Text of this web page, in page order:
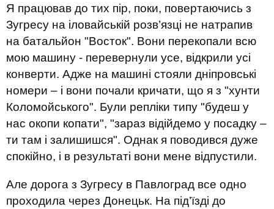
Я працював до тих пір, поки, повертаючись з
Зугресу на іловайській розв’язці не натрапив
на батальйон "Восток". Вони перекопали всю
мою машину - перевернули усе, відкрили усі
конверти. Адже на машині стояли дніпровські
номери – і вони почали кричати, що я з "хунти
Коломойського". Були репліки типу "будеш у
нас окопи копати", "зараз відійдемо у посадку –
ти там і залишишся". Однак я поводився дуже
спокійно, і в результаті вони мене відпустили.
Але дорога з Зугресу в Павлоград все одно
проходила через Донецьк. На під’їзді до